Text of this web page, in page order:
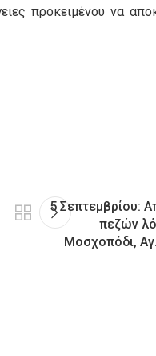
προκειμένου να
5 Σεπτεμβρίου:
πεζών
Μοσχοπόδι,